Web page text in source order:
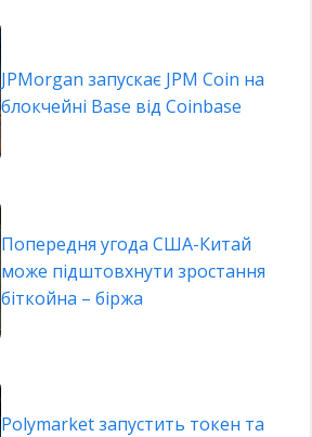
JPMorgan запускає JPM Coin на
блокчейні Base від Coinbase
Попередня угода США-Китай
може підштовхнути зростання
біткойна – біржа
Polymarket запустить токен та